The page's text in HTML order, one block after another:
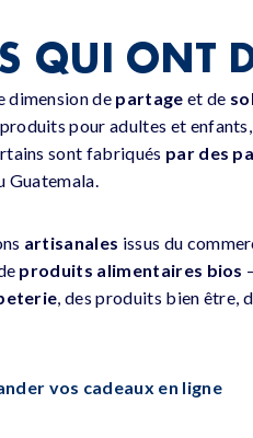
QUI ONT
dimension de partage et de
pour adultes et
sont fabriqués par des
Guatemala.
artisanales issus du
produits alimentaires bios
, des produits bien être,
vos cadeaux en ligne